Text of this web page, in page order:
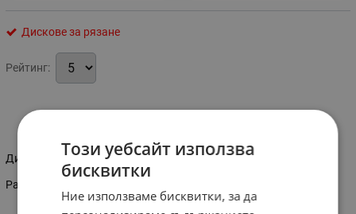
Дискове за рязане
Рейтинг:
Диамантен диск за рязане.
Размер на диска: 115 мм
Този уебсайт използва
бисквитки
Ние използваме бисквитки, за да